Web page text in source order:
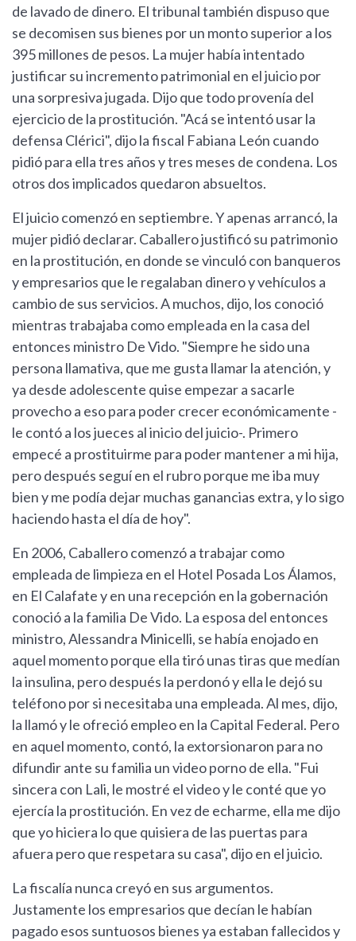
de lavado de dinero. El tribunal también dispuso que
se decomisen sus bienes por un monto superior a los
395 millones de pesos. La mujer había intentado
justificar su incremento patrimonial en el juicio por
una sorpresiva jugada. Dijo que todo provenía del
ejercicio de la prostitución. "Acá se intentó usar la
defensa Clérici", dijo la fiscal Fabiana León cuando
pidió para ella tres años y tres meses de condena. Los
otros dos implicados quedaron absueltos.
El juicio comenzó en septiembre. Y apenas arrancó, la
mujer pidió declarar. Caballero justificó su patrimonio
en la prostitución, en donde se vinculó con banqueros
y empresarios que le regalaban dinero y vehículos a
cambio de sus servicios. A muchos, dijo, los conoció
mientras trabajaba como empleada en la casa del
entonces ministro De Vido. "Siempre he sido una
persona llamativa, que me gusta llamar la atención, y
ya desde adolescente quise empezar a sacarle
provecho a eso para poder crecer económicamente -
le contó a los jueces al inicio del juicio-. Primero
empecé a prostituirme para poder mantener a mi hija,
pero después seguí en el rubro porque me iba muy
bien y me podía dejar muchas ganancias extra, y lo sigo
haciendo hasta el día de hoy".
En 2006, Caballero comenzó a trabajar como
empleada de limpieza en el Hotel Posada Los Álamos,
en El Calafate y en una recepción en la gobernación
conoció a la familia De Vido. La esposa del entonces
ministro, Alessandra Minicelli, se había enojado en
aquel momento porque ella tiró unas tiras que medían
la insulina, pero después la perdonó y ella le dejó su
teléfono por si necesitaba una empleada. Al mes, dijo,
la llamó y le ofreció empleo en la Capital Federal. Pero
en aquel momento, contó, la extorsionaron para no
difundir ante su familia un video porno de ella. "Fui
sincera con Lali, le mostré el video y le conté que yo
ejercía la prostitución. En vez de echarme, ella me dijo
que yo hiciera lo que quisiera de las puertas para
afuera pero que respetara su casa", dijo en el juicio.
La fiscalía nunca creyó en sus argumentos.
Justamente los empresarios que decían le habían
pagado esos suntuosos bienes ya estaban fallecidos y